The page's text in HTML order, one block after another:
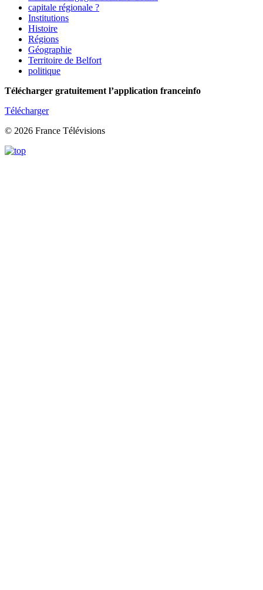
capitale régionale ?
Institutions
Histoire
Régions
Géographie
Territoire de Belfort
politique
Télécharger gratuitement l’application franceinfo
Télécharger
© 2026 France Télévisions